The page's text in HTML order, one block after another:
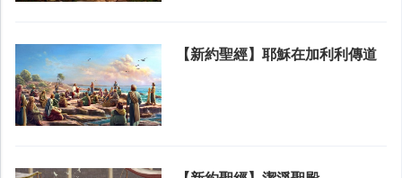
【新約聖經】耶穌在加利利傳道